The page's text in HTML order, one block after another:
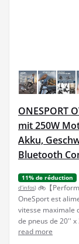
ONESPORT
mit 250W
Akku,
Bluetooth
11% de réduction
d’infos) 🚲【
OneSport est
vitesse maximale
de pneus de 20''
read more